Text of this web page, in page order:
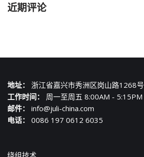
近期评论
地址：
浙江省嘉兴市秀洲区岗山路1268号
工作时间：
周一至周五 8:00AM - 5:15PM
邮件：
info@juli-china.com
电话：
0086 197 0612 6035
绕组技术